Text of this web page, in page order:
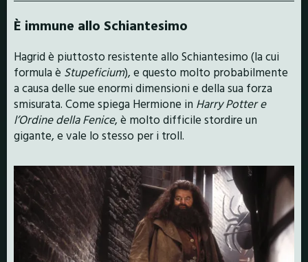
È immune allo Schiantesimo
Hagrid è piuttosto resistente allo Schiantesimo (la cui
formula è Stupeficium), e questo molto probabilmente
a causa delle sue enormi dimensioni e della sua forza
smisurata. Come spiega Hermione in Harry Potter e
l’Ordine della Fenice, è molto difficile stordire un
gigante, e vale lo stesso per i troll.